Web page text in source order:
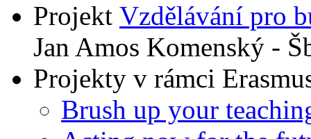
Projekt Vzdělávání pro
Jan Amos Komenský -
Projekty v rámci
Brush up your